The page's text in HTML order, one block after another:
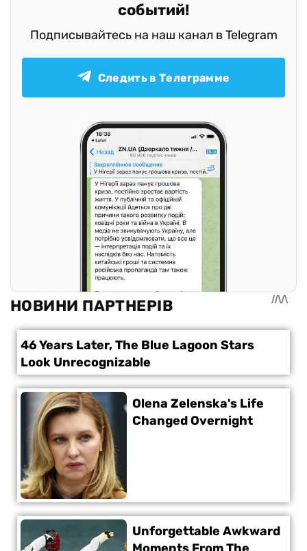
событий!
Подписывайтесь на наш канал в Telegram
Следить в Телеграмме